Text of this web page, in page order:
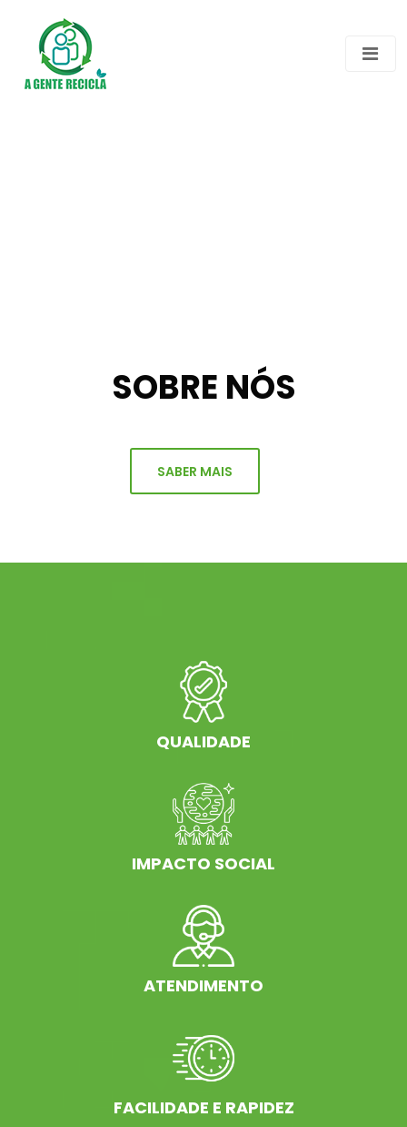
SOBRE NÓS
SABER MAIS
QUALIDADE
IMPACTO SOCIAL
ATENDIMENTO
FACILIDADE E RAPIDEZ